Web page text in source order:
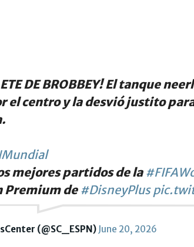
DE BROBBEY! El tanque
el centro y la desvió justito
mejores partidos de la
Premium de #DisneyPlus
(@SC_ESPN) June 20, 2026